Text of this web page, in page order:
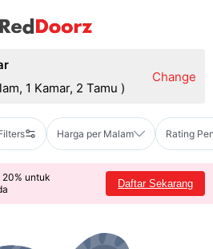
1 Kamar, 2 Tamu )
Change
Harga per Malam Rating
untuk
Daftar Sekarang